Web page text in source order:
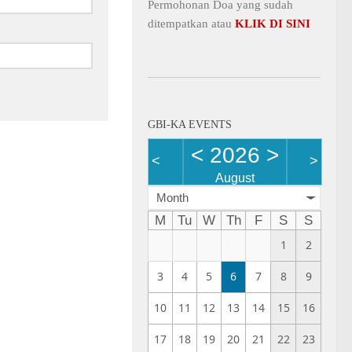
Permohonan Doa yang sudah
ditempatkan atau KLIK DI SINI
GBI-KA EVENTS
< < 2026 >
August
>
Month
M Tu W Th F S
S
1
2
3 4 5 6 7 8 9
10 11 12 13 14 15 16
17 18 19 20 21 22 23